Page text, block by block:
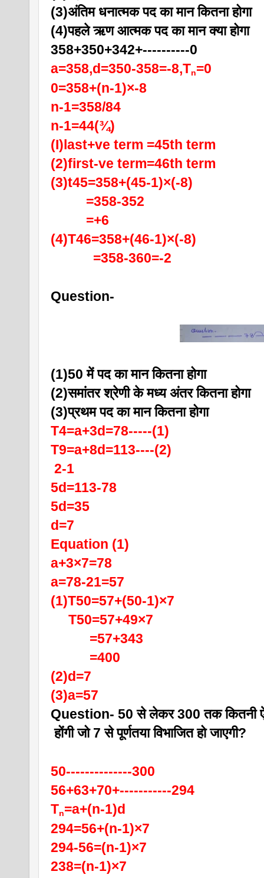
(3)अंतिम धनात्मक पद का मान कितना होगा
(4)पहले ऋण आत्मक पद का मान क्या होगा
358+350+342+----------0
a=358,d=350-358=-8,Tn=0
0=358+(n-1)×-8
n-1=358/84
n-1=44(¾)
(I)last+ve term =45th term
(2)first-ve term=46th term
(3)t45=358+(45-1)×(-8)
=358-352
=+6
(4)T46=358+(46-1)×(-8)
=358-360=-2
Question-
(1)50 में पद का मान कितना होगा
(2)समांतर श्रेणी के मध्य अंतर कितना होगा
(3)प्रथम पद का मान कितना होगा
T4=a+3d=78-----(1)
T9=a+8d=113----(2)
2-1
5d=113-78
5d=35
d=7
Equation (1)
a+3×7=78
a=78-21=57
(1)T50=57+(50-1)×7
T50=57+49×7
=57+343
=400
(2)d=7
(3)a=57
Question- 50 से लेकर 300 तक कितनी
होंगी जो 7 से पूर्णतया विभाजित हो जाएगी?
50--------------300
56+63+70+-----------294
Tn=a+(n-1)d
294=56+(n-1)×7
294-56=(n-1)×7
238=(n-1)×7